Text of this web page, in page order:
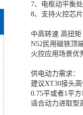
7、电枢动平衡
8、支持火控芯
中高转速 高扭矩
N52民用磁铁顶
火控应用场景优
供电动力需求：
建议XT30接头高
0.75平或者1平
适合动力进取型